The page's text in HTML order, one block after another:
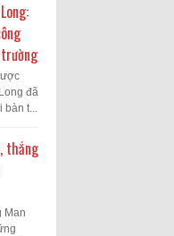
đã
bàn t...
thắng
Man